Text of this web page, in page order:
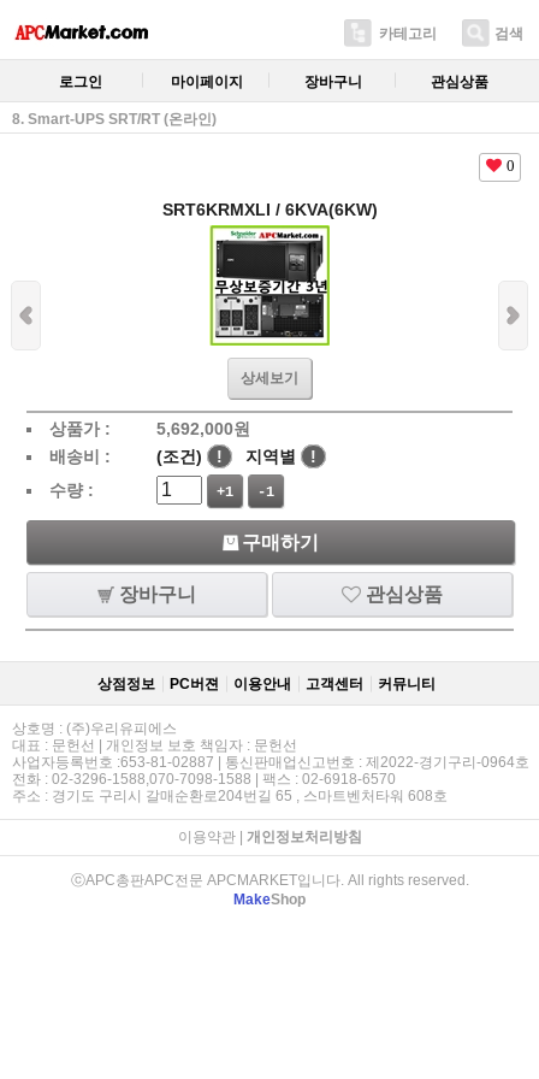
카테고리 검색
로그인 마이페이지 장바구니 관심상품
8. Smart-UPS SRT/RT (온라인)
0
SRT6KRMXLI / 6KVA(6KW)
상세보기
상품가 : 5,692,000원
배송비 :
(조건) ! 지역별
!
수량 :
+1 -1
구매하기
장바구니 관심상품
상점정보 PC버젼 이용안내 고객센터 커뮤니티
상호명 : (주)우리유피에스
대표 : 문헌선 | 개인정보 보호 책임자 : 문헌선
사업자등록번호 :653-81-02887 | 통신판매업신고번호 : 제2022-경기구리-0964호
전화 : 02-3296-1588,070-7098-1588 | 팩스 : 02-6918-6570
주소 : 경기도 구리시 갈매순환로204번길 65 , 스마트벤처타워 608호
이용약관| 개인정보처리방침
ⓒAPC총판APC전문 APCMARKET입니다. All rights reserved.
MakeShop